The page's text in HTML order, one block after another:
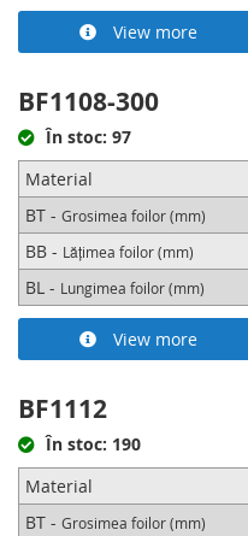
View more
BF1108-300
În stoc: 97
Material
BT - Grosimea foilor (mm)
BB - Lățimea foilor (mm)
BL - Lungimea foilor (mm)
View more
BF1112
În stoc: 190
Material
BT - Grosimea foilor (mm)